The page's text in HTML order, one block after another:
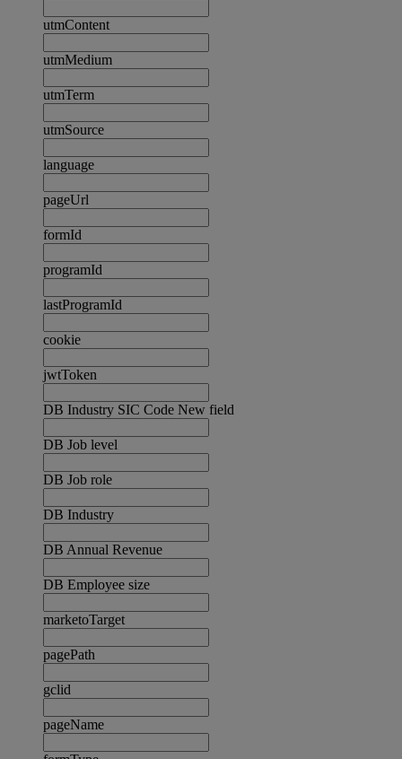
utmContent
utmMedium
utmTerm
utmSource
language
pageUrl
formId
programId
lastProgramId
cookie
jwtToken
DB Industry SIC Code New field
DB Job level
DB Job role
DB Industry
DB Annual Revenue
DB Employee size
marketoTarget
pagePath
gclid
pageName